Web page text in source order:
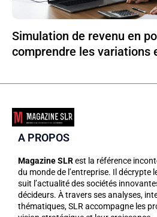
Simulation de revenu en
comprendre les variations
A PROPOS
Magazine SLRest la référence
du monde de l’entreprise. Il décrypte
suit l’actualité des sociétés
décideurs. À travers ses analyses,
thématiques, SLR accompagne les